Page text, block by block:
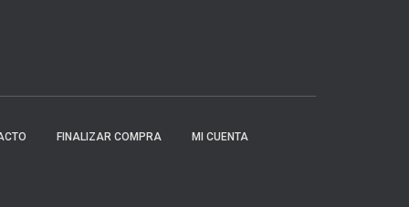
FINALIZAR COMPRA MI CUENTA